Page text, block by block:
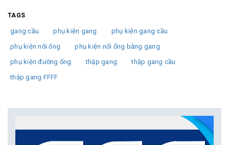
TAGS
gang cầu phụ kiện gang
phụ kiện gang cầu
phụ kiện nối ống
phụ kiện nối ống bằng gang
phụ kiện đường ống
thập gang
thập gang cầu
thập gang FFFF